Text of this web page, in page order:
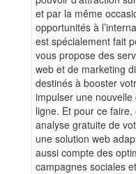
et par la même
opportunités à
est spécialement fait
vous propose des
web et de marketing
destinés à booster
impulser une
ligne. Et pour ce faire,
analyse gratuite de
une solution web
aussi compte des
campagnes sociales